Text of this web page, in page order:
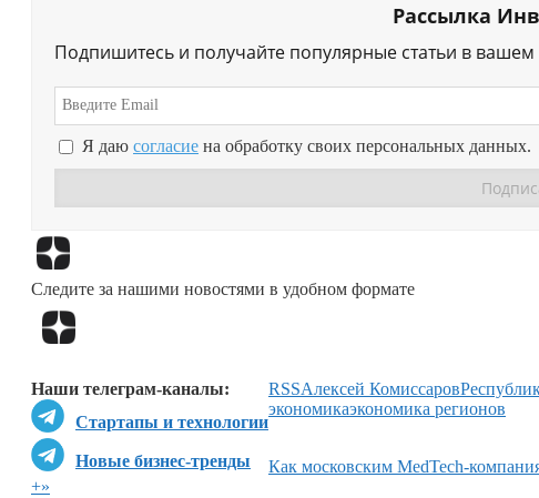
Рассылка
Подпишитесь и получайте популярные статьи в
Я даю согласие на обработку своих персональных данных.
Следите за нашими новостями в удобном формате
Наши телеграм-каналы:
Стартапы и технологии
Новые бизнес-тренды
RSSАлексей Комиссаров
экономикаэкономика регионов
Как московским MedTech-
+»